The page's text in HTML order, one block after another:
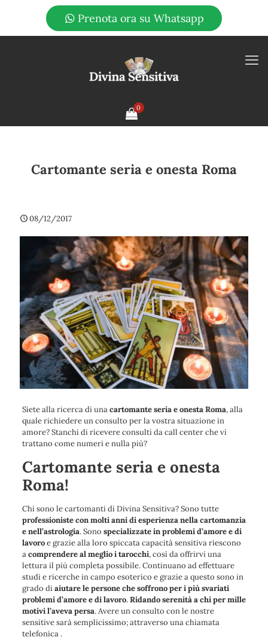
Prenota ora su Whatsapp
0
Cartomante seria e onesta Roma
08/12/2017
Siete alla ricerca di unacartomante seria e onesta Roma, alla
quale richiedere un consulto per la vostra situazione in
amore? Stanchi di ricevere consulti da call center che vi
trattano come numeri e nulla più?
Cartomante seria e onesta
Roma!
Chi sono le cartomanti di Divina Sensitiva? Sono tutte
professioniste con molti anni di esperienza nella cartomanzia
e nell’astrologia. Sono specializzate in problemi d’amore e di
lavoroe grazie alla loro spiccata capacità sensitiva riescono
acomprendere al meglio i tarocchi, così da offrirvi una
lettura il più completa possibile. Continuano ad effettuare
studi e ricerche in campo esoterico e grazie a questo sono in
grado diaiutare le persone che soffrono per i più svariati
problemi d’amore e di lavoro.Ridando serenità a chi per mille
motivi l’aveva persa. Avere un consulto con le nostre
sensitive sarà semplicissimo; attraverso una chiamata
telefonica .